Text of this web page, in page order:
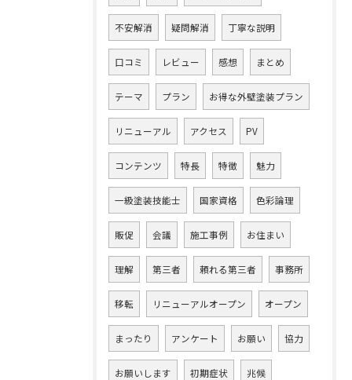
不安解消 疑問解消 丁寧な説明
口コミ レビュー 感想 まとめ
テーマ プラン お得な外壁塗装プラン
リニューアル アクセス PV
コンテンツ 特長 特徴 魅力
一級塗装技能士 国家資格 色彩論理
販促 会議 施工事例 お住まい
理解 第三者 頼れる第三者 事務所
移転 リニューアルオープン オープン
まったり アンケート お願い 協力
お願いします 初期症状 兆候